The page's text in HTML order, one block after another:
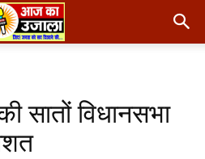
सातों विधानसभा